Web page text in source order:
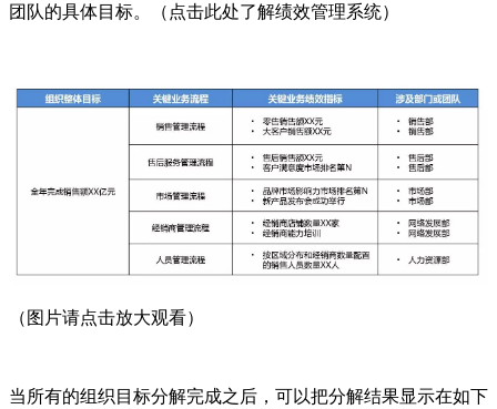
团队的具体目标。
（点击此处了解绩效管理系统）
（图片请点击放大观看）
当所有的组织目标分解完成之后，可以把分解结果显示在如下